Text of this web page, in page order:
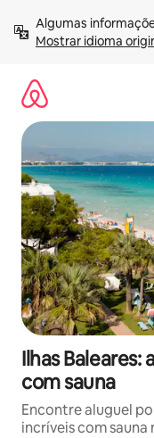
para
Mostrar idioma
Ilhas
com sauna
Encontre aluguel
incríveis com sauna